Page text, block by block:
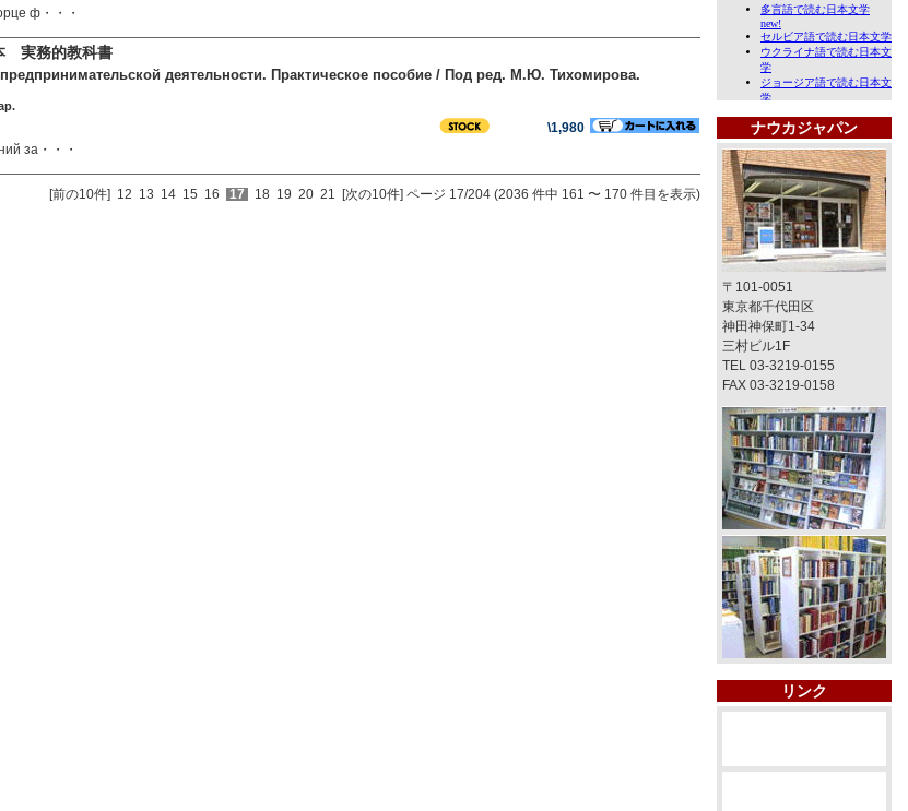
ф・・・
実務的教科書
деятельности. Практическое пособие / Под ред. М.Ю. Тихомирова.
\1,980
за・・・
[前の10件] 12 13 14 15 16 17 18 19 20 21 [次の10件] ページ 17/204 (2036 件中 161 〜 170 件目を表示)
ナウカジャパン
〒101-0051
東京都千代田区
神田神保町1-34
三村ビル1F
TEL 03-3219-0155
FAX 03-3219-0158
リンク